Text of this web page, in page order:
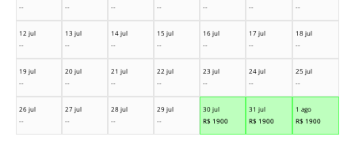
--
--
--
--
--
--
--
12 jul
--
13 jul
--
14 jul
--
15 jul
--
16 jul
--
17 jul
--
18 jul
--
19 jul
--
20 jul
--
21 jul
--
22 jul
--
23 jul
--
24 jul
--
25 jul
--
26 jul
--
27 jul
--
28 jul
--
29 jul
--
30 jul
R$ 1900
31 jul
R$ 1900
1 ago
R$ 1900